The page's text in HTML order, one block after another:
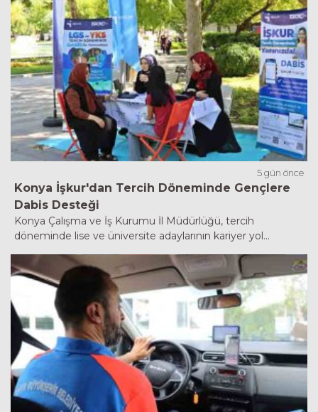
5 gün önce
Konya İşkur'dan Tercih Döneminde Gençlere
Dabis Desteği
Konya Çalışma ve İş Kurumu İl Müdürlüğü, tercih
döneminde lise ve üniversite adaylarının kariyer yol...